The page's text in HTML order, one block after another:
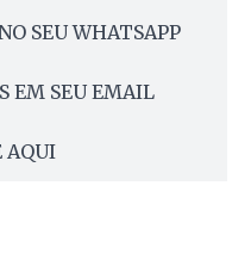
SEU WHATSAPP
EM SEU EMAIL
AQUI